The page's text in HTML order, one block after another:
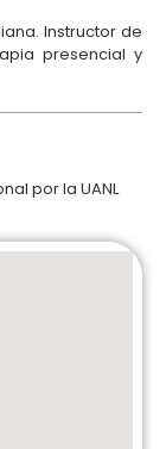
Instructor de
presencial y
por la UANL